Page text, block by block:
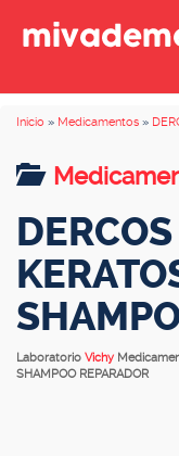
Inicio » Medicamentos »
DERCOS
Laboratorio Vichy
SHAMPOO REPARADOR